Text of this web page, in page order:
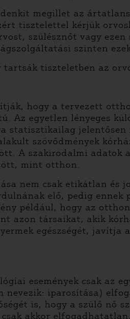
megillet az
tisztelettel kérjük
szülésznőt vagy
szinten
tiszteletben az
hogy a tervezett
Az egyetlen lényeges
statisztikailag
szövődmények
A szakirodalmi adatok
mint otthon.
nem csak etikátlan
elő, pedig
például, hogy az
azon társaikat, akik
egészségét, javítja
események csak
iparosítása)
is, hogy a szülő nő
akkor